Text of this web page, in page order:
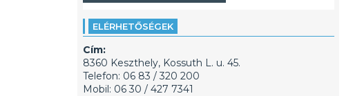
ELÉRHETŐSÉGEK
Cím:
8360 Keszthely, Kossuth L. u. 45.
Telefon: 06 83 / 320 200
Mobil: 06 30 / 427 7341